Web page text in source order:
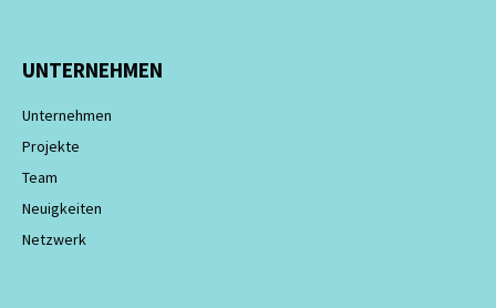
UNTERNEHMEN
Unternehmen
Projekte
Team
Neuigkeiten
Netzwerk